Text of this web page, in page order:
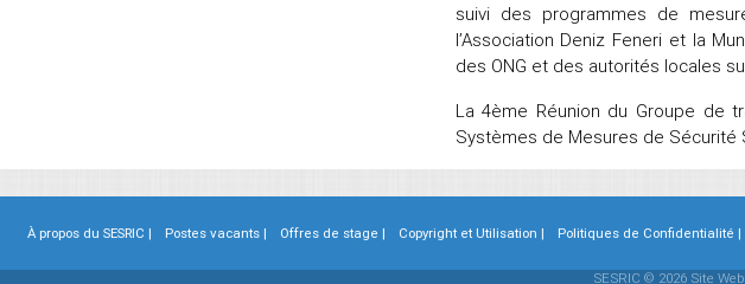
suivi des programmes de
l’Association Deniz Feneri et la
des ONG et des autorités locales
La 4ème Réunion du Groupe de
Systèmes de Mesures de Sécurité
À propos du SESRIC | Postes vacants | Offres de stage | Copyright et Utilisation | Politiques de Confidentialité |
SESRIC © 2026 Site